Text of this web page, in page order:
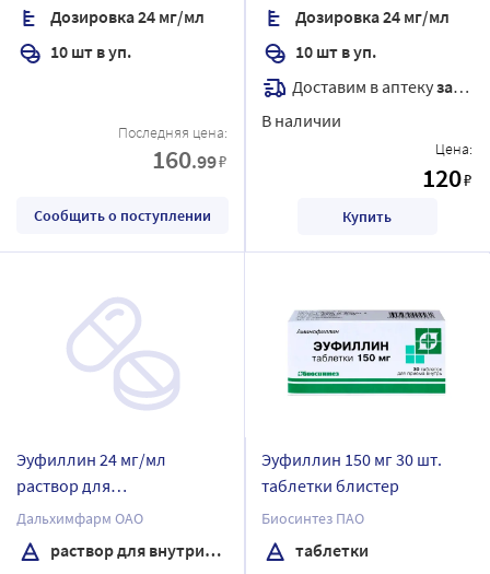
Дозировка 24 мг/мл
10 шт в уп.
Последняя цена:
160.99₽
Сообщить о поступлении
Дозировка 24 мг/мл
10 шт в уп.
Доставим в аптекузавтра
В наличии
Цена:
120₽
Купить
Эуфиллин 24 мг/мл
раствор для
внутривенного введения 5
мл ампулы 10 шт. /пачка
Дальхимфарм ОАО
раствор для внутривенного введения
Эуфиллин 150 мг 30 шт.
таблетки блистер
Биосинтез ПАО
таблетки